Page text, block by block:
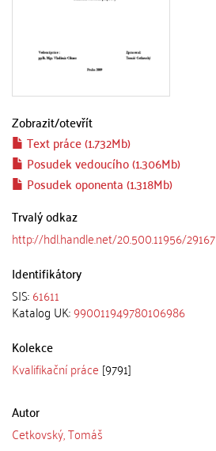
Zobrazit/otevřít
Text práce (1.732Mb)
Posudek vedoucího (1.306Mb)
Posudek oponenta (1.318Mb)
Trvalý odkaz
http://hdl.handle.net/20.500.11956/29167
Identifikátory
SIS:61611
Katalog UK:990011949780106986
Kolekce
Kvalifikační práce [9791]
Autor
Cetkovský, Tomáš